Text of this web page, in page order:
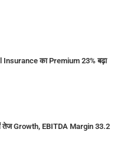
का Premium 23% बढ़ा
तेज Growth, EBITDA Margin 33.2